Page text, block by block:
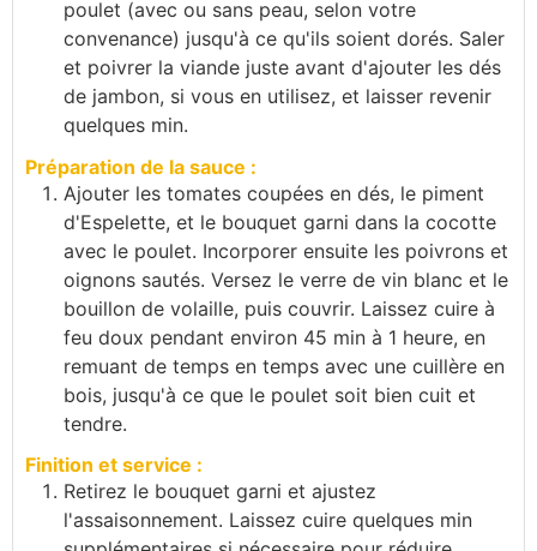
poulet (avec ou sans peau, selon votre
convenance) jusqu'à ce qu'ils soient dorés. Saler
et poivrer la viande juste avant d'ajouter les dés
de jambon, si vous en utilisez, et laisser revenir
quelques min.
Préparation de la sauce :
Ajouter les tomates coupées en dés, le piment
d'Espelette, et le bouquet garni dans la cocotte
avec le poulet. Incorporer ensuite les poivrons et
oignons sautés. Versez le verre de vin blanc et le
bouillon de volaille, puis couvrir. Laissez cuire à
feu doux pendant environ 45 min à 1 heure, en
remuant de temps en temps avec une cuillère en
bois, jusqu'à ce que le poulet soit bien cuit et
tendre.
Finition et service :
Retirez le bouquet garni et ajustez
l'assaisonnement. Laissez cuire quelques min